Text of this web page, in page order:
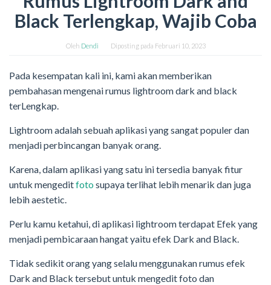
Black Terlengkap, Wajib Coba
Oleh Dendi Diposting pada Februari 10, 2023
Pada kesempatan kali ini, kami akan memberikan
pembahasan mengenai rumus lightroom dark and black
terLengkap.
Lightroom adalah sebuah aplikasi yang sangat populer dan
menjadi perbincangan banyak orang.
Karena, dalam aplikasi yang satu ini tersedia banyak fitur
untuk mengeditfoto supaya terlihat lebih menarik dan juga
lebih aestetic.
Perlu kamu ketahui, di aplikasi lightroom terdapat Efek yang
menjadi pembicaraan hangat yaitu efek Dark and Black.
Tidak sedikit orang yang selalu menggunakan rumus efek
Dark and Black tersebut untuk mengedit foto dan